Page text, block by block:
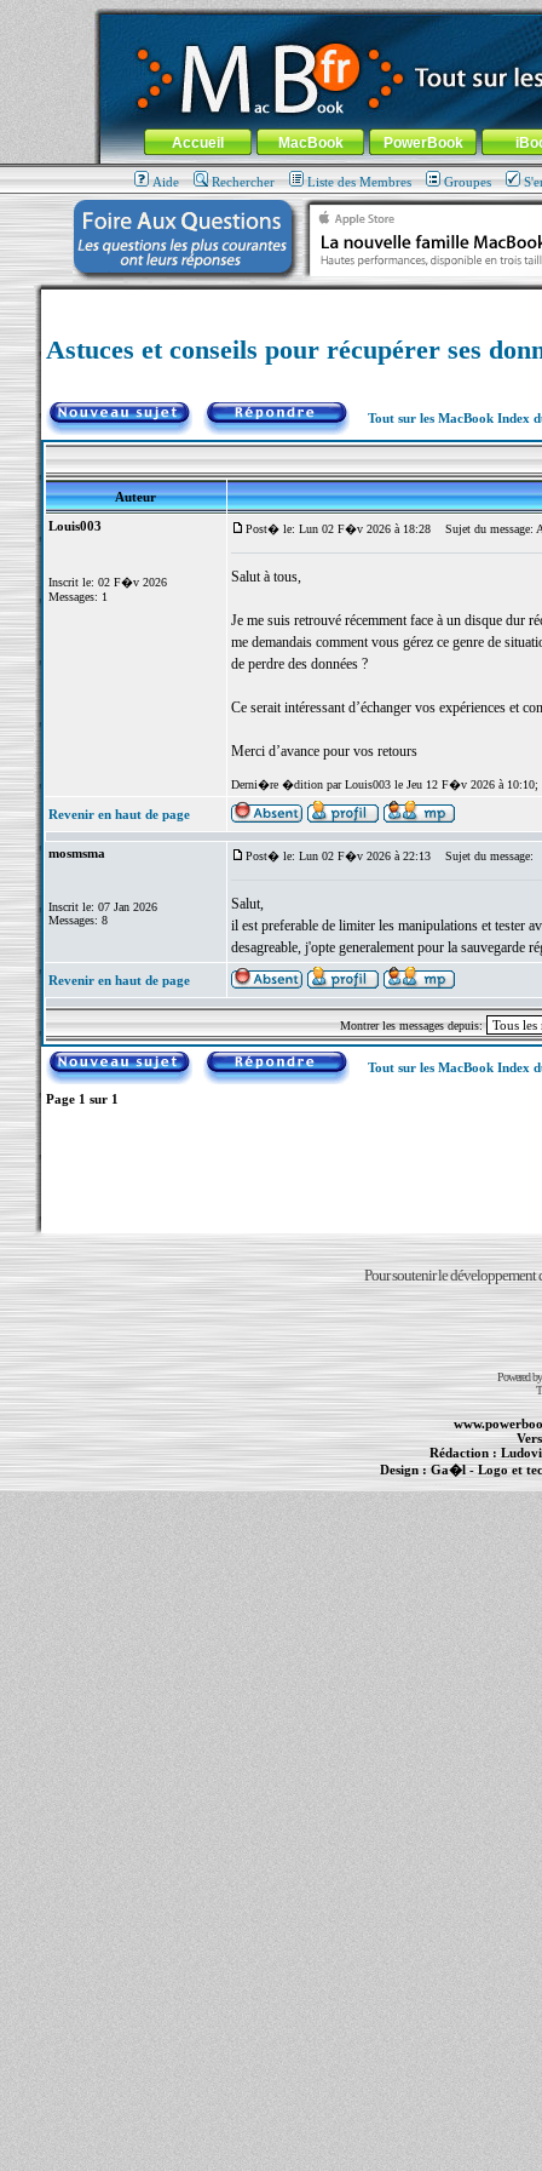
MacBook-fr.com : 100% Apple... 100% nomade !
Aller au contenu-Aller au menu général-Aller au menu de
Menu général
Accueil MacBook PowerBook
Aide Rechercher Liste des Membres Groupes
Astuces et conseils pour récupérer ses
Tout sur les MacBook Index
Auteur
Louis003
Inscrit le: 02 F�v 2026
Messages: 1
Post� le: Lun 02 F�v 2026 à 18:28 Sujet du message:
Salut à tous,
Je me suis retrouvé récemment face à un disque dur
me demandais comment vous gérez ce genre de
de perdre des données ?
Ce serait intéressant d’échanger vos expériences et
Merci d’avance pour vos retours
Derni�re �dition par Louis003 le Jeu 12 F�v 2026 à
Revenir en haut de page
mosmsma
Inscrit le: 07 Jan 2026
Messages: 8
Post� le: Lun 02 F�v 2026 à 22:13 Sujet du message:
Salut,
il est preferable de limiter les manipulations et tester
desagreable, j'opte generalement pour la sauvegarde
Revenir en haut de page
Montrer les messages depuis:
Tout sur les MacBook Index
Page 1 sur 1
Pour soutenir le développement
Powered
Rédaction :
Design :Ga�l- Logo et